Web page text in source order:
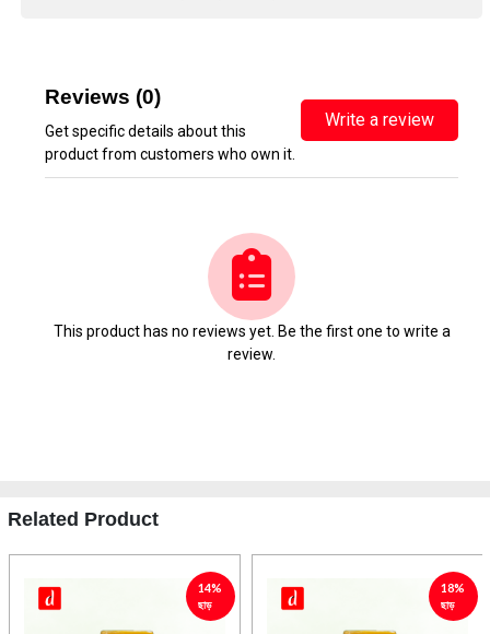
Reviews (0)
Get specific details about this
product from customers who own it.
Write a review
This product has no reviews yet. Be the first one to write a
review.
Related Product
14%
ছাড়
18%
ছাড়